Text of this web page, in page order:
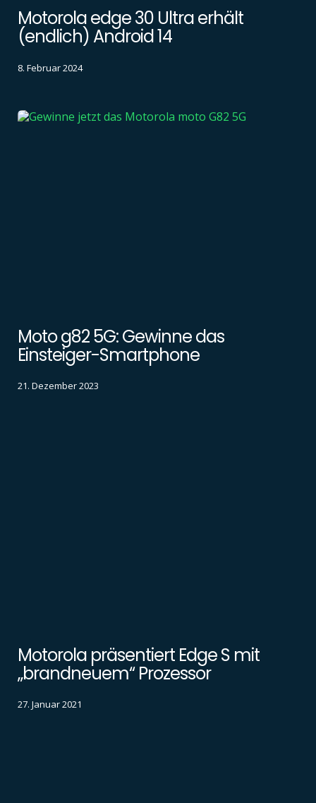
Motorola edge 30 Ultra erhält
(endlich) Android 14
8. Februar 2024
Moto g82 5G: Gewinne das
Einsteiger-Smartphone
21. Dezember 2023
Motorola präsentiert Edge S mit
„brandneuem“ Prozessor
27. Januar 2021